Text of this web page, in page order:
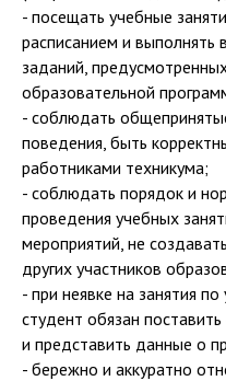
- посещать учебные
расписанием и выполнять
заданий,
образовательной
- соблюдать
поведения, быть
работниками техникума;
- соблюдать порядок и
проведения учебных
мероприятий, не
других участников
- при неявке на занятия
студент обязан
и представить данные о
- бережно и аккуратно